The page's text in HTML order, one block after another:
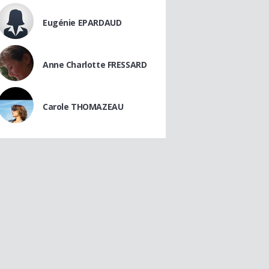
Eugénie EPARDAUD
Anne Charlotte FRESSARD
Carole THOMAZEAU